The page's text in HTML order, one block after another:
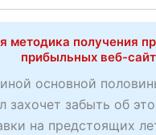
методика получения
прибыльных веб-
основной
захочет забыть об
на предстоящих